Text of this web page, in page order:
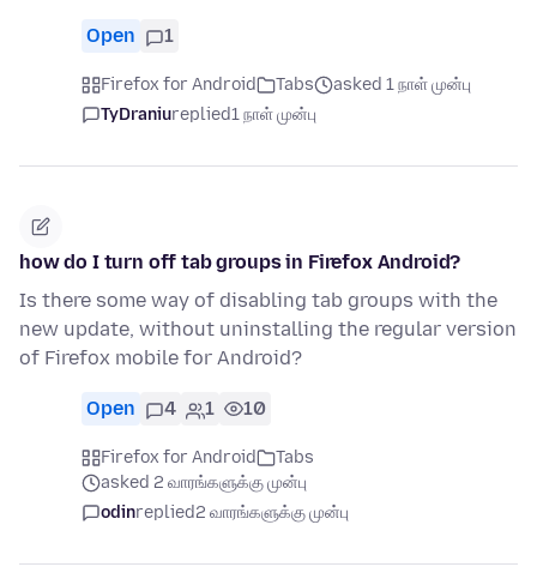
Open 1
Firefox for Android Tabs
asked 1 நாள் முன்பு
TyDraniureplied1 நாள் முன்பு
how do I turn off tab groups in Firefox Android?
Is there some way of disabling tab groups with the
new update, without uninstalling the regular version
of Firefox mobile for Android?
Open 4 1 10
Firefox for Android
Tabs
asked 2 வாரங்களுக்கு முன்பு
odinreplied2 வாரங்களுக்கு முன்பு